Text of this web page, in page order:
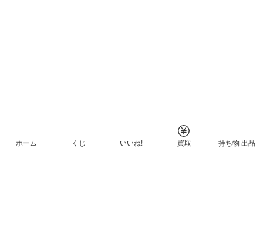
ホーム くじ いいね! 買取 持ち物 出品